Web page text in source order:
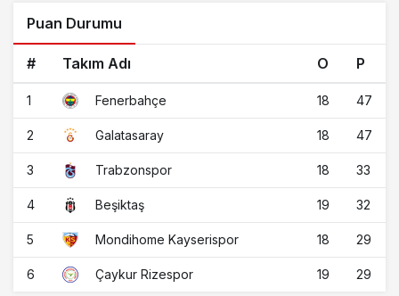
Puan Durumu
# Takım Adı O P
1 Fenerbahçe 18 47
2 Galatasaray 18 47
3 Trabzonspor 18 33
4 Beşiktaş 19 32
5 Mondihome Kayserispor 18 29
6 Çaykur Rizespor 19 29